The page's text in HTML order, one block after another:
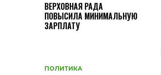
ВЕРХОВНАЯ РАДА
ПОВЫСИЛА МИНИМАЛЬНУЮ
ЗАРПЛАТУ
ПОЛИТИКА